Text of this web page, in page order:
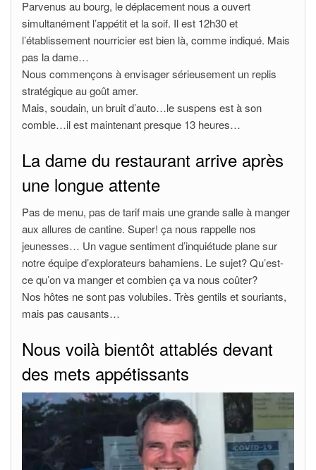
Parvenus au bourg, le déplacement nous a ouvert
simultanément l’appétit et la soif. Il est 12h30 et
l’établissement nourricier est bien là, comme indiqué. Mais
pas la dame…
Nous commençons à envisager sérieusement un replis
stratégique au goût amer.
Mais, soudain, un bruit d’auto…le suspens est à son
comble…il est maintenant presque 13 heures…
La dame du restaurant arrive après
une longue attente
Pas de menu, pas de tarif mais une grande salle à manger
aux allures de cantine. Super! ça nous rappelle nos
jeunesses… Un vague sentiment d’inquiétude plane sur
notre équipe d’explorateurs bahamiens. Le sujet? Qu’est-
ce qu’on va manger et combien ça va nous coûter?
Nos hôtes ne sont pas volubiles. Très gentils et souriants,
mais pas causants…
Nous voilà bientôt attablés devant
des mets appétissants